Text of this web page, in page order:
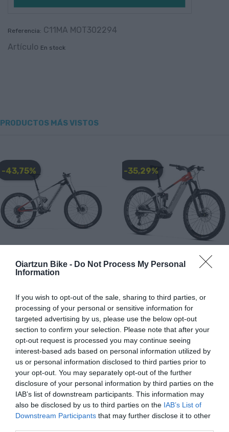
Oiartzun Bike - Do Not Process My Personal
Information
If you wish to opt-out of the sale, sharing to third parties, or
processing of your personal or sensitive information for
targeted advertising by us, please use the below opt-out
section to confirm your selection. Please note that after your
opt-out request is processed you may continue seeing
interest-based ads based on personal information utilized by
us or personal information disclosed to third parties prior to
your opt-out. You may separately opt-out of the further
disclosure of your personal information by third parties on the
IAB’s list of downstream participants. This information may
also be disclosed by us to third parties on the IAB’s List of
Downstream Participants that may further disclose it to other
Referencia: C11MA MOT302294
Artículo En stock
PRODUCTOS MÁS VISTOS
-43,75%
Mondraker
7.999,00 € 4.499,44 €
 Añadir Al Carrito
La MONDRAKER DUNE R cuenta
con un cuadro Stealth Air
Carbon de 2,650g de ...
-35,29%
Mondraker
6.799,00 €
4.399,63 €
 Añadir Al Carrito
La MONDRAKER CRAFTY R
2024 disfruta de una
cinemática del sistema de ...